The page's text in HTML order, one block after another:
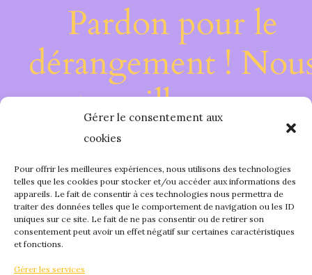
Gérer le consentement aux
cookies
Pour offrir les meilleures expériences, nous utilisons des technologies
telles que les cookies pour stocker et/ou accéder aux informations des
appareils. Le fait de consentir à ces technologies nous permettra de
traiter des données telles que le comportement de navigation ou les ID
uniques sur ce site. Le fait de ne pas consentir ou de retirer son
consentement peut avoir un effet négatif sur certaines caractéristiques
et fonctions.
Gérer les services
Pardon pour le
dérangement !
travaillons sur
quelque chose de
fantastique –
bientôt !